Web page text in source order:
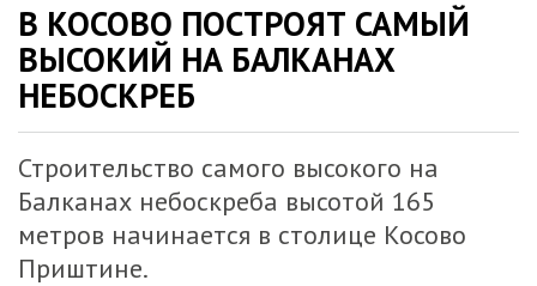
В КОСОВО ПОСТРОЯТ САМЫЙ
ВЫСОКИЙ НА БАЛКАНАХ
НЕБОСКРЕБ
Строительство самого высокого на
Балканах небоскреба высотой 165
метров начинается в столице Косово
Приштине.